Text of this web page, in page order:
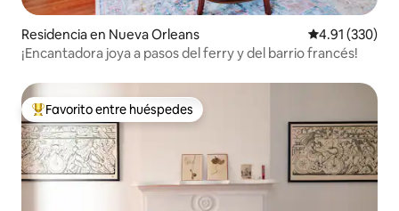
Residencia en Nueva Orleans Calificación
4.91 (330)
¡Encantadora joya a pasos del ferry y del barrio francés!
De los mejores en Favorito entre huéspedes
Favorito entre huéspedes